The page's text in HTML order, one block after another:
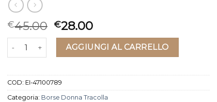
€45.00 €28.00
borse donna tracolla quantitàAGGIUNGI AL CARRELLO
COD: EI-47100789
Categoria: Borse Donna Tracolla